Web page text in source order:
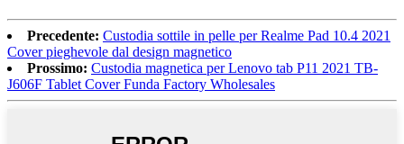
Precedente: Custodia sottile in pelle per Realme Pad 10.4 2021
Cover pieghevole dal design magnetico
Prossimo: Custodia magnetica per Lenovo tab P11 2021 TB-
J606F Tablet Cover Funda Factory Wholesales